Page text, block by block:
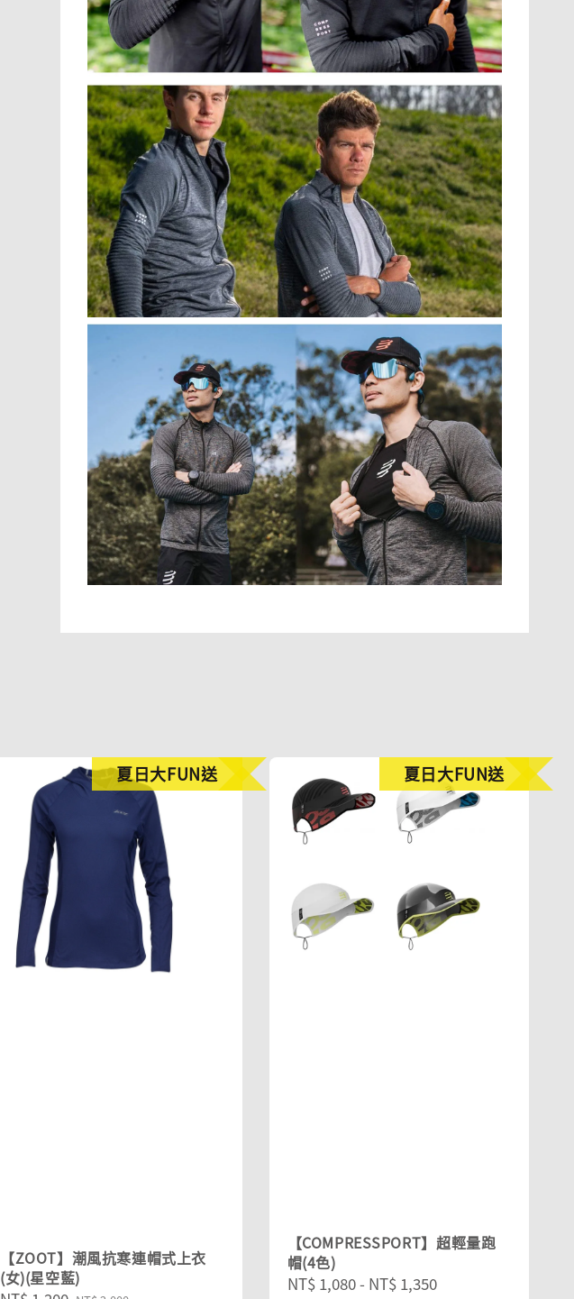
夏日大FUN送
【ZOOT】潮風抗寒連帽式上衣
(女)(星空藍)
夏日大FUN送
【COMPRESSPORT】超輕量跑
帽(4色)
Sale
NT$ 1,080- NT$ 1,350